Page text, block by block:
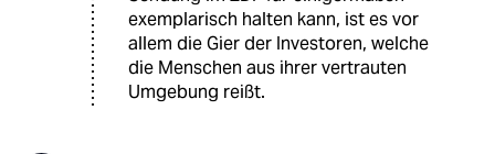
exemplarisch halten kann, ist es vor
allem die Gier der Investoren, welche
die Menschen aus ihrer vertrauten
Umgebung reißt.